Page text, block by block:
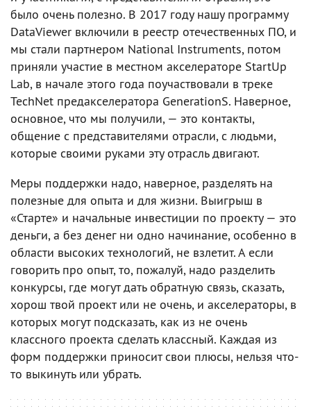
было очень полезно. В 2017 году нашу программу
DataViewer включили в реестр отечественных ПО, и
мы стали партнером National Instruments, потом
приняли участие в местном акселераторе StartUp
Lab, в начале этого года поучаствовали в треке
TechNet предакселератора GenerationS. Наверное,
основное, что мы получили, — это контакты,
общение с представителями отрасли, с людьми,
которые своими руками эту отрасль двигают.
Меры поддержки надо, наверное, разделять на
полезные для опыта и для жизни. Выигрыш в
«Старте» и начальные инвестиции по проекту — это
деньги, а без денег ни одно начинание, особенно в
области высоких технологий, не взлетит. А если
говорить про опыт, то, пожалуй, надо разделить
конкурсы, где могут дать обратную связь, сказать,
хорош твой проект или не очень, и акселераторы, в
которых могут подсказать, как из не очень
классного проекта сделать классный. Каждая из
форм поддержки приносит свои плюсы, нельзя что-
то выкинуть или убрать.